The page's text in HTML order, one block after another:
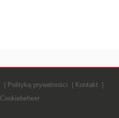
Polityką prywatności
Kontakt
Cookiebeheer